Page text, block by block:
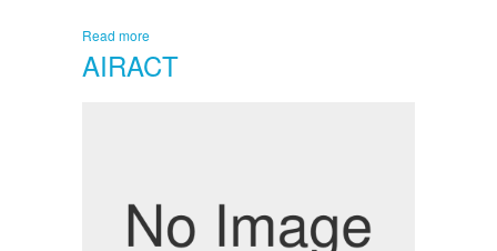
Read more
AIRACT